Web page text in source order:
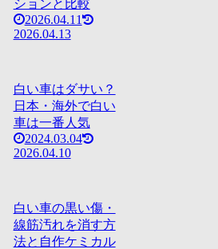
ションと比較
2026.04.11
2026.04.13
白い車はダサい？
日本・海外で白い
車は一番人気
2024.03.04
2026.04.10
白い車の黒い傷・
線筋汚れを消す方
法と自作ケミカル